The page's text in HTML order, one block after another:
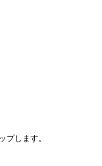
プします。